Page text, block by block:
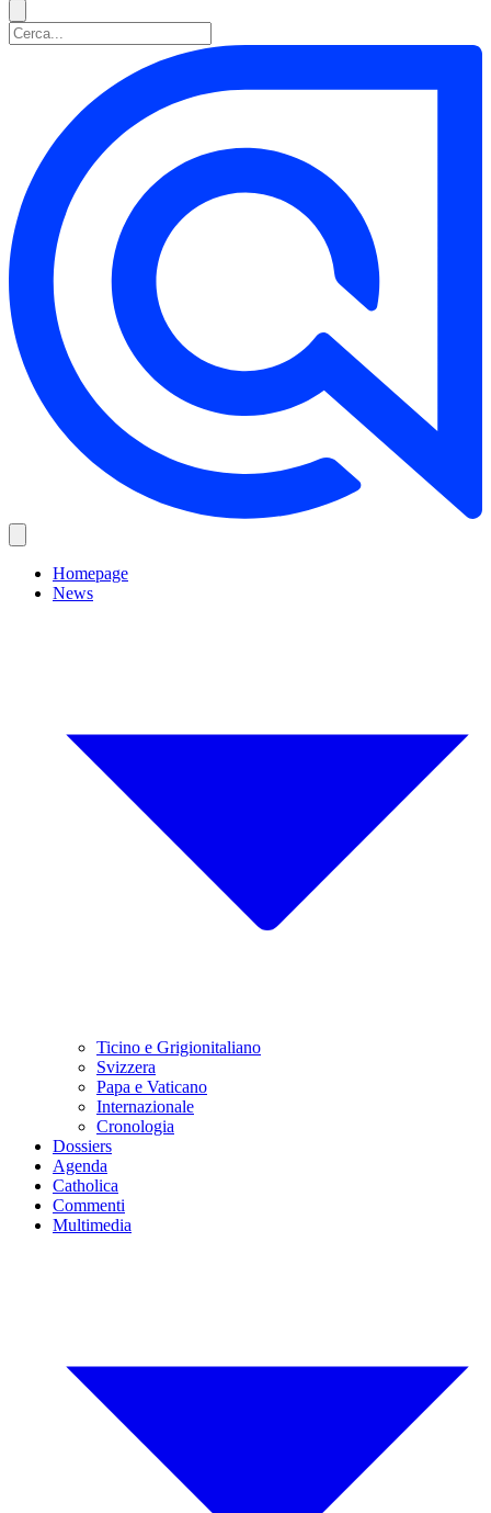
Homepage
News
Ticino e Grigionitaliano
Svizzera
Papa e Vaticano
Internazionale
Cronologia
Dossiers
Agenda
Catholica
Commenti
Multimedia